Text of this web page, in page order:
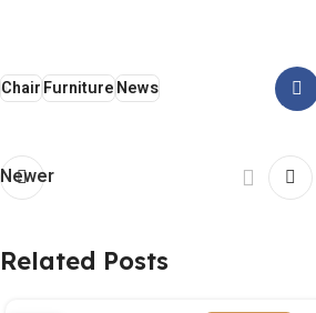
ChairFurnitureNews
Newer
Related Posts